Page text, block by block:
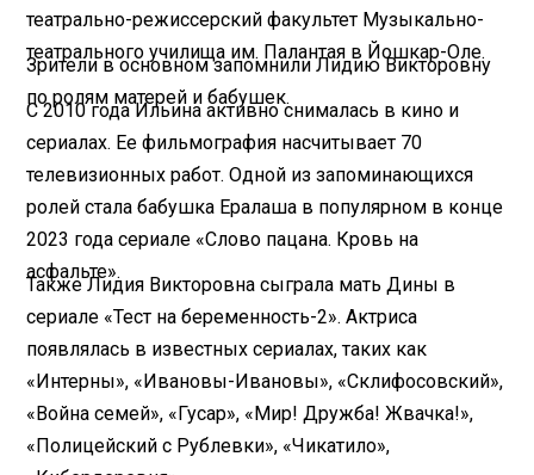
театрально-режиссерский факультет Музыкально-
театрального училища им. Палантая в Йошкар-Оле.
Зрители в основном запомнили Лидию Викторовну
по ролям матерей и бабушек.
С 2010 года Ильина активно снималась в кино и
сериалах. Ее фильмография насчитывает 70
телевизионных работ. Одной из запоминающихся
ролей стала бабушка Ералаша в популярном в конце
2023 года сериале «Слово пацана. Кровь на
асфальте».
Также Лидия Викторовна сыграла мать Дины в
сериале «Тест на беременность-2». Актриса
появлялась в известных сериалах, таких как
«Интерны», «Ивановы-Ивановы», «Склифосовский»,
«Война семей», «Гусар», «Мир! Дружба! Жвачка!»,
«Полицейский с Рублевки», «Чикатило»,